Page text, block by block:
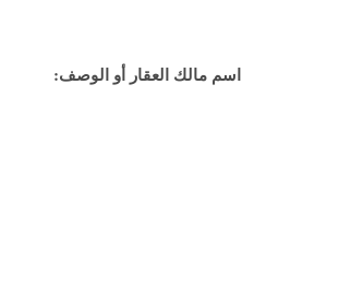
اسم مالك العقار أو الوصف